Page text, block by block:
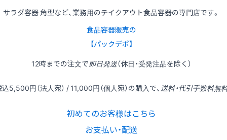
サラダ容器 角型など、業務用のテイクアウト食品容器の専門店です。
食品容器販売の
【パックデポ】
12時までの注文で即日発送（休日・受発注品を除く）
込5,500円（法人宛） / 11,000円（個人宛）の購入で、 送料・代引手数料無
初めてのお客様はこちら
お支払い・配送